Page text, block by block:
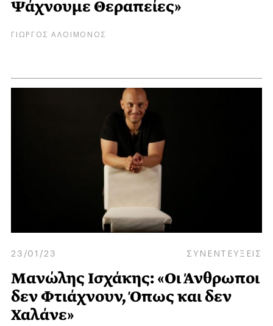
Ψάχνουμε Θεραπείες»
ΓΙΩΡΓΟΣ ΑΛΟΙΜΟΝΟΣ
23/01/23 ΣΥΝΕΝΤΕΥΞΕΙΣ
Μανώλης Ισχάκης: «Οι Άνθρωποι
δεν Φτιάχνουν, Όπως και δεν
Χαλάνε»